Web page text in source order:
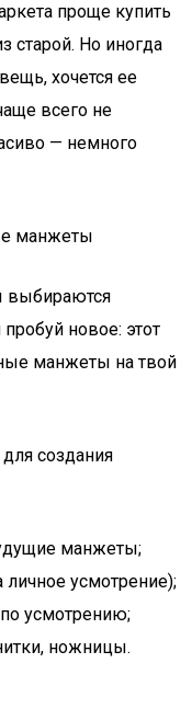
проще купить
старой. Но иногда
хочется ее
всего не
— немного
манжеты
выбираются
новое: этот
манжеты на твой
создания
манжеты;
усмотрение);
усмотрению;
ножницы.